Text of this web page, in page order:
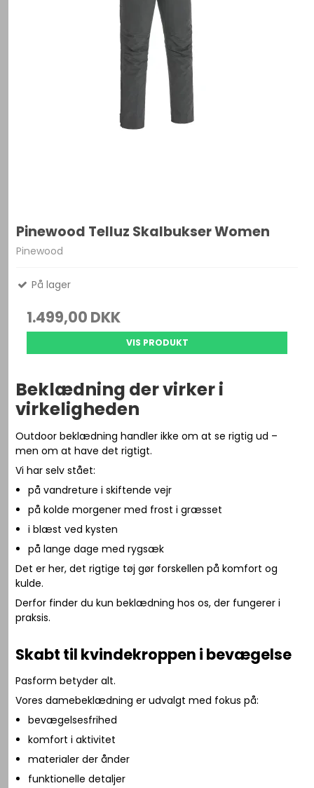
Pinewood Telluz Skalbukser Women
Pinewood
På lager
1.499,00 DKK
VIS PRODUKT
Beklædning der virker i
virkeligheden
Outdoor beklædning handler ikke om at se rigtig ud –
men om at have det rigtigt.
Vi har selv stået:
på vandreture i skiftende vejr
på kolde morgener med frost i græsset
i blæst ved kysten
på lange dage med rygsæk
Det er her, det rigtige tøj gør forskellen på komfort og
kulde.
Derfor finder du kun beklædning hos os, der fungerer i
praksis.
Skabt til kvindekroppen i bevægelse
Pasform betyder alt.
Vores damebeklædning er udvalgt med fokus på:
bevægelsesfrihed
komfort i aktivitet
materialer der ånder
funktionelle detaljer